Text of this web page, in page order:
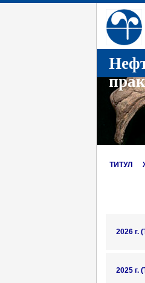
ТИТУЛ
2026 г.
2025 г.